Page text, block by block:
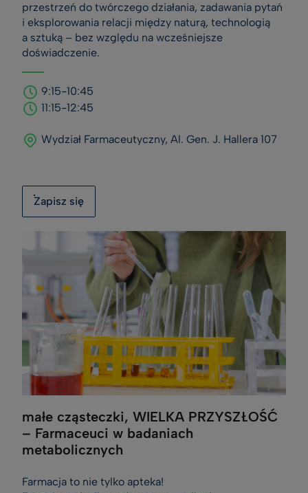
przestrzeń do twórczego działania, zadawania pytań
i eksplorowania relacji między naturą, technologią
a sztuką – bez względu na wcześniejsze
doświadczenie.
9:15-10:45
11:15-12:45
Wydział Farmaceutyczny, Al. Gen. J. Hallera 107
Zapisz się
małe cząsteczki, WIELKA PRZYSZŁOŚĆ
– Farmaceuci w badaniach
metabolicznych
Farmacja to nie tylko apteka!